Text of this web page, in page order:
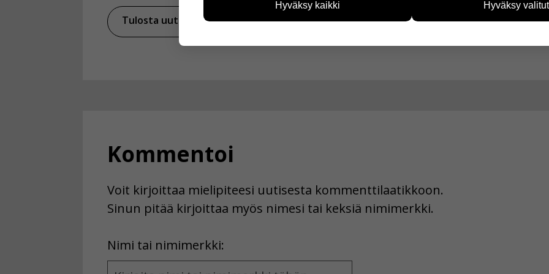
Tulosta uutinen
Juttu kuvilla
Jaa Facebookissa
Kommentoi
Voit kirjoittaa mielipiteesi uutisesta kommenttilaatikkoon.
Sinun pitää kirjoittaa myös nimesi tai keksiä nimimerkki.
Nimi tai nimimerkki:
Name
esimerkiksi kävijämääristä ja siitä, mitä sivuja käytetään ja miten sivuilla
kuitenkaan kerää henkilötietoja kuten nimiä, eikä tietoja voi yhdistää
Hyväksy kaikki Hyväksy valitut